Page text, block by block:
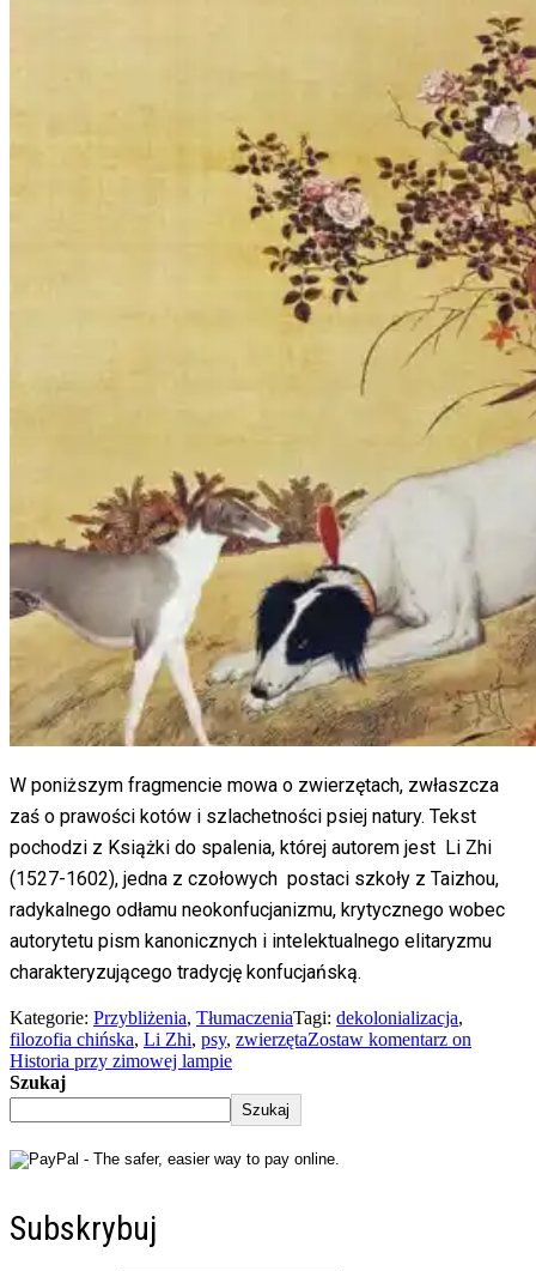
W poniższym fragmencie mowa o zwierzętach, zwłaszcza
zaś o prawości kotów i szlachetności psiej natury. Tekst
pochodzi z Książki do spalenia, której autorem jest Li Zhi
(1527-1602), jedna z czołowych postaci szkoły z Taizhou,
radykalnego odłamu neokonfucjanizmu, krytycznego wobec
autorytetu pism kanonicznych i intelektualnego elitaryzmu
charakteryzującego tradycję konfucjańską.
Kategorie: Przybliżenia, TłumaczeniaTagi: dekolonializacja,
filozofia chińska, Li Zhi, psy, zwierzętaZostaw komentarz on
Historia przy zimowej lampie
Szukaj
Szukaj
Subskrybuj